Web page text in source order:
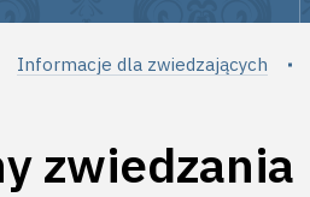
Informacje dla zwiedzających
zwiedzania